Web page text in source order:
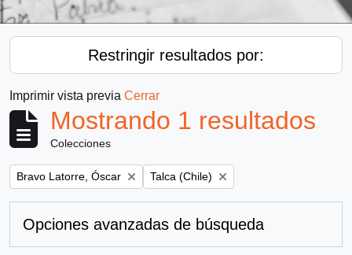
Restringir resultados por:
Imprimir vista previa Cerrar
Mostrando 1 resultados
Colecciones
Remove filter:
Bravo Latorre, Óscar Remove filter:
Talca (Chile)
Opciones avanzadas de búsqueda